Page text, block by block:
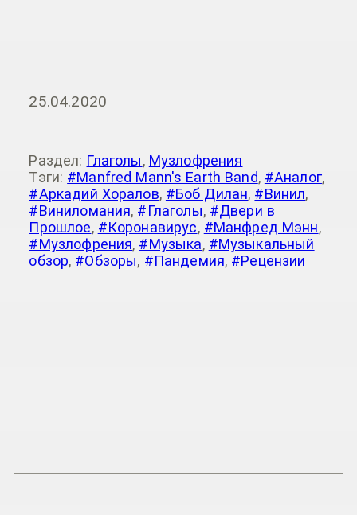
25.04.2020
Раздел: Глаголы, Музлофрения
Тэги: #Manfred Mann's Earth Band, #Аналог,
#Аркадий Хоралов, #Боб Дилан, #Винил,
#Виниломания, #Глаголы, #Двери в
Прошлое, #Коронавирус, #Манфред Мэнн,
#Музлофрения, #Музыка, #Музыкальный
обзор, #Обзоры, #Пандемия, #Рецензии